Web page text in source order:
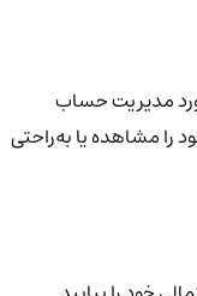
مدیریت حساب
را مشاهده یا به‌راحتی